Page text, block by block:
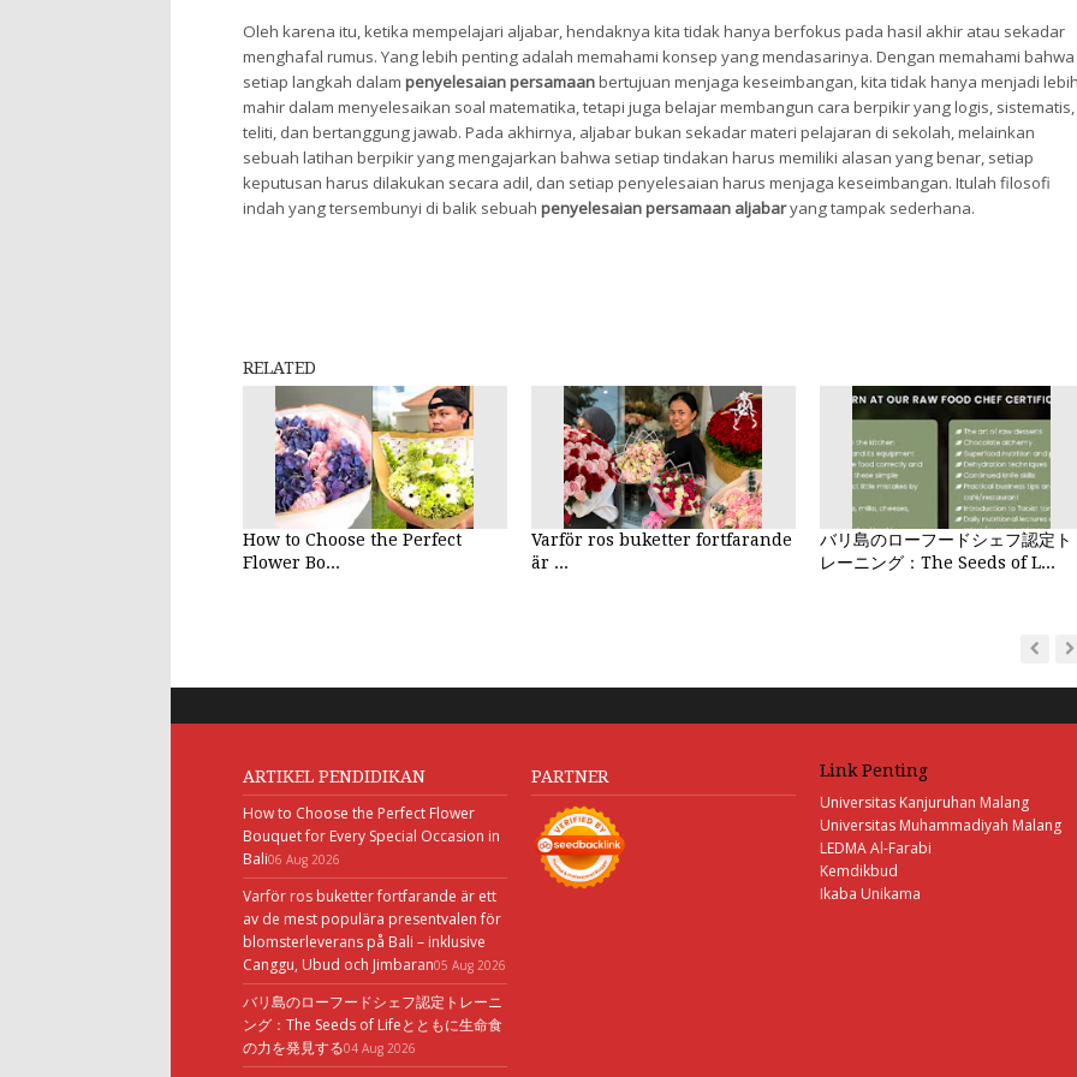
Oleh karena itu, ketika mempelajari aljabar, hendaknya kita tidak hanya berfokus pada hasil akhir atau sekadar
menghafal rumus. Yang lebih penting adalah memahami konsep yang mendasarinya. Dengan memahami bahwa
setiap langkah dalam penyelesaian persamaanbertujuan menjaga keseimbangan, kita tidak hanya menjadi
mahir dalam menyelesaikan soal matematika, tetapi juga belajar membangun cara berpikir yang logis, sistematis,
teliti, dan bertanggung jawab. Pada akhirnya, aljabar bukan sekadar materi pelajaran di sekolah, melainkan
sebuah latihan berpikir yang mengajarkan bahwa setiap tindakan harus memiliki alasan yang benar, setiap
keputusan harus dilakukan secara adil, dan setiap penyelesaian harus menjaga keseimbangan. Itulah filosofi
indah yang tersembunyi di balik sebuah penyelesaian persamaan aljabaryang tampak sederhana.
RELATED
How to Choose the Perfect
Flower Bo...
Varför ros buketter fortfarande
är ...
バリ島のローフードシェフ認定ト
レーニング：The Seeds of L...
ARTIKEL PENDIDIKAN
How to Choose the Perfect Flower
Bouquet for Every Special Occasion in
Bali06 Aug 2026
Varför ros buketter fortfarande är ett
av de mest populära presentvalen för
blomsterleverans på Bali – inklusive
Canggu, Ubud och Jimbaran05 Aug 2026
バリ島のローフードシェフ認定トレーニ
ング：The Seeds of Lifeとともに生命食
の力を発見する04 Aug 2026
PARTNER Link Penting
Universitas Kanjuruhan Malang
Universitas Muhammadiyah Malang
LEDMA Al-Farabi
Kemdikbud
Ikaba Unikama